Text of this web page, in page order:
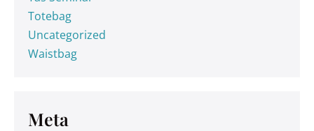
Totebag
Uncategorized
Waistbag
Meta